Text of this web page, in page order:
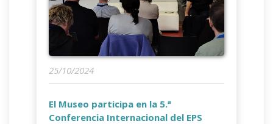
25/10/2024
El Museo participa en la 5.ª
Conferencia Internacional del EPS